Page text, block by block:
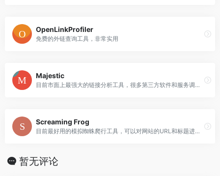
OpenLinkProfiler
免费的外链查询工具，非常实用
Majestic
目前市面上最强大的链接分析工具，很多第三方软件和服务调用其数据，更新速度不错。
Screaming Frog
目前最好用的模拟蜘蛛爬行工具，可以对网站的URL和标题进行分析
暂无评论